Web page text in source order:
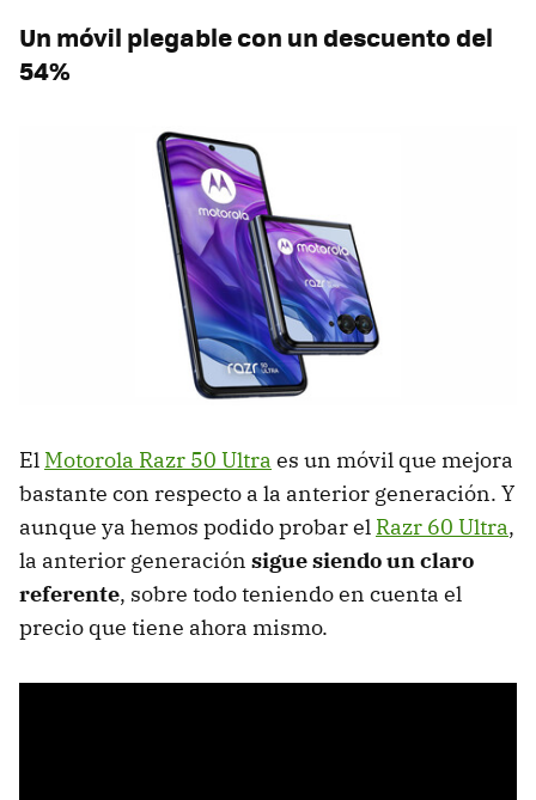
Un móvil plegable con un descuento del
54%
El Motorola Razr 50 Ultra es un móvil que mejora
bastante con respecto a la anterior generación. Y
aunque ya hemos podido probar el Razr 60 Ultra,
la anterior generación sigue siendo un claro
referente, sobre todo teniendo en cuenta el
precio que tiene ahora mismo.